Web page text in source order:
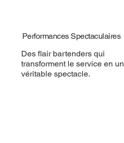
Performances Spectaculaires
Des flair bartenders qui
transforment le service en un
véritable spectacle.